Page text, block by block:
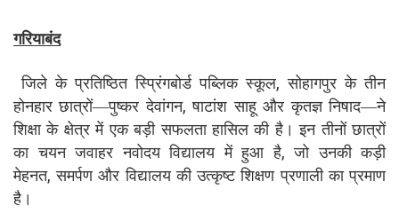
गरियाबंद
जिले के प्रतिष्ठित स्प्रिंगबोर्ड पब्लिक स्कूल, सोहागपुर के तीन
होनहार छात्रों—पुष्कर देवांगन, षाटांश साहू और कृतज्ञ निषाद—ने
शिक्षा के क्षेत्र में एक बड़ी सफलता हासिल की है। इन तीनों छात्रों
का चयन जवाहर नवोदय विद्यालय में हुआ है, जो उनकी कड़ी
मेहनत, समर्पण और विद्यालय की उत्कृष्ट शिक्षण प्रणाली का प्रमाण
है।